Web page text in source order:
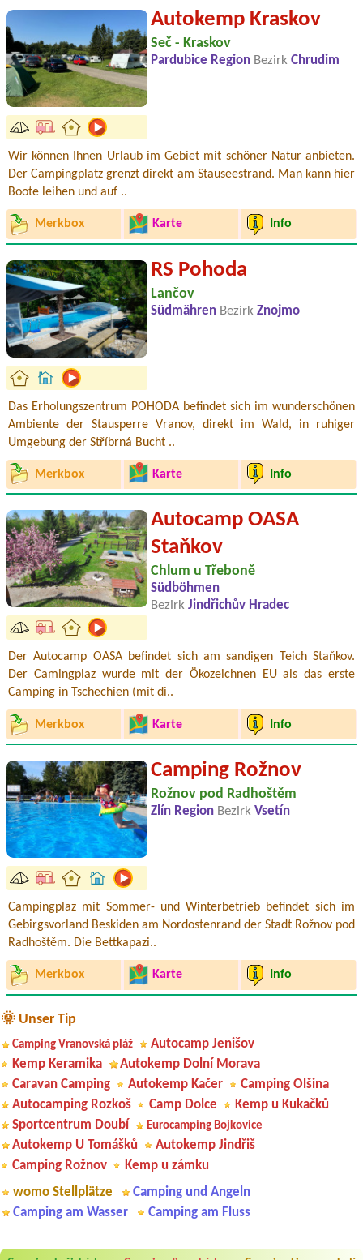
Autokemp Kraskov
Seč - Kraskov
Pardubice Region Bezirk Chrudim
Wir können Ihnen Urlaub im Gebiet mit schöner Natur anbieten.
Der Campingplatz grenzt direkt am Stauseestrand. Man kann hier
Boote leihen und auf ..
Merkbox Karte Info
RS Pohoda
Lančov
Südmähren Bezirk Znojmo
Das Erholungszentrum POHODA befindet sich im wunderschönen
Ambiente der Stausperre Vranov, direkt im Wald, in ruhiger
Umgebung der Stříbrná Bucht ..
Merkbox Karte Info
Autocamp OASA
Staňkov
Chlum u Třeboně
Südböhmen
Bezirk Jindřichův Hradec
Der Autocamp OASA befindet sich am sandigen Teich Staňkov.
Der Camingplaz wurde mit der Ökozeichnen EU als das erste
Camping in Tschechien (mit di..
Merkbox Karte Info
Camping Rožnov
Rožnov pod Radhoštěm
Zlín Region Bezirk Vsetín
Campingplaz mit Sommer- und Winterbetrieb befindet sich im
Gebirgsvorland Beskiden am Nordostenrand der Stadt Rožnov pod
Radhoštěm. Die Bettkapazi..
Merkbox Karte Info
🌞 Unser Tip
Camping Vranovská pláž
Autocamp Jenišov
Kemp Keramika
Autokemp Dolní Morava
Caravan Camping
Autokemp Kačer
Camping Olšina
Autocamping Rozkoš
Camp Dolce
Kemp u Kukačků
Sportcentrum Doubí
Eurocamping Bojkovice
Autokemp U Tomášků
Autokemp Jindřiš
Camping Rožnov
Kemp u zámku
womo Stellplätze
Camping und Angeln
Camping am Wasser
Camping am Fluss